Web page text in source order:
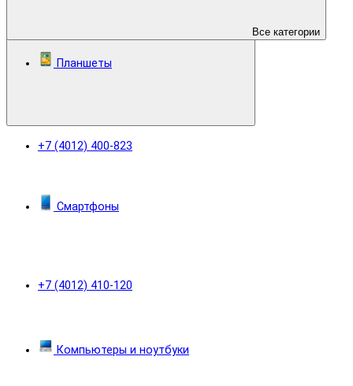
+7 (4012) 400-823
+7 (4012) 410-120
Все категории
Планшеты
Смартфоны
Компьютеры и ноутбуки